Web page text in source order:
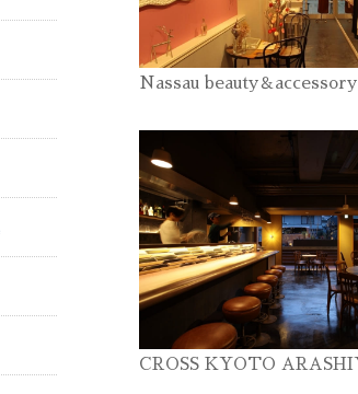
Nassau beauty＆accessory
CROSS KYOTO